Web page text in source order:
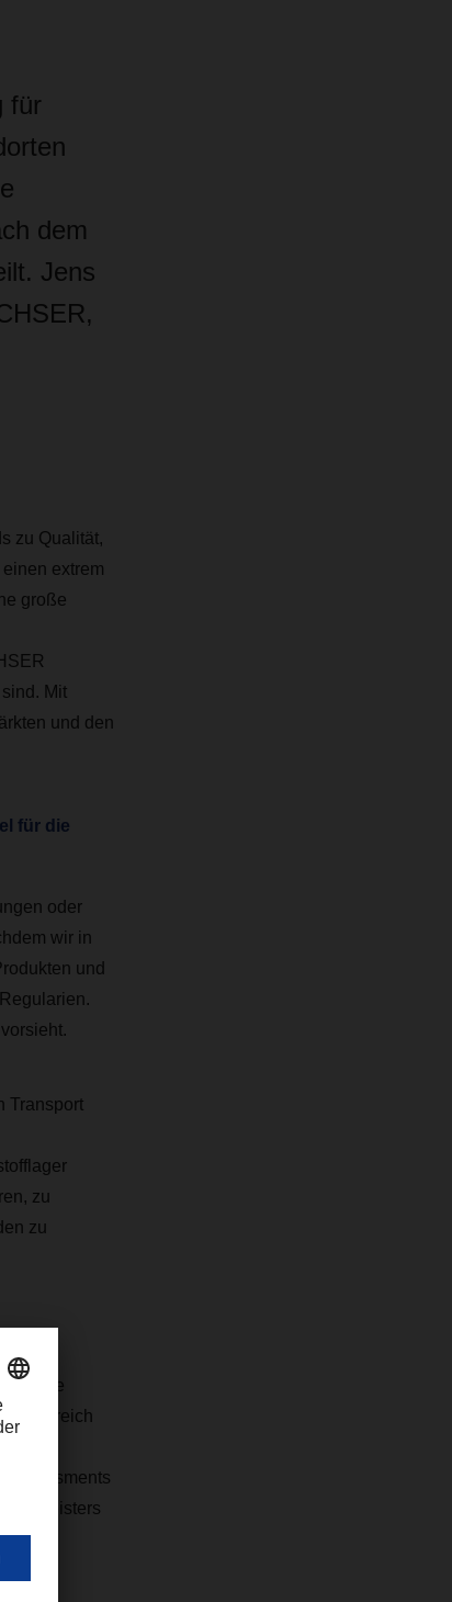
für
dem
Jens
zu Qualität,
extrem
große
Mit
und den
für die
oder
wir in
und
Transport
zu
zu
im Bereich
Assessments